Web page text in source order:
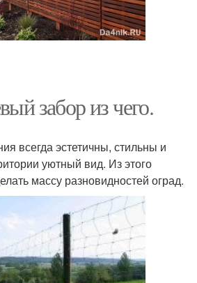
забор из чего.
всегда эстетичны, стильны и
уютный вид. Из этого
массу разновидностей оград.